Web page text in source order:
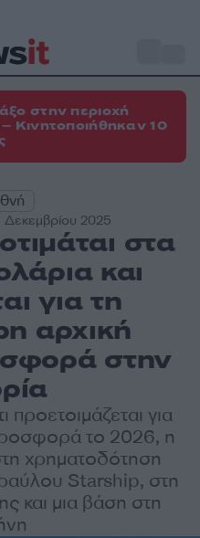
στην περιοχή
Κινητοποιήθηκαν 10
2025
στα
και
για τη
αρχική
στην
για
το 2026, η
χρηματοδότηση
Starship, στη
και μια βάση στη